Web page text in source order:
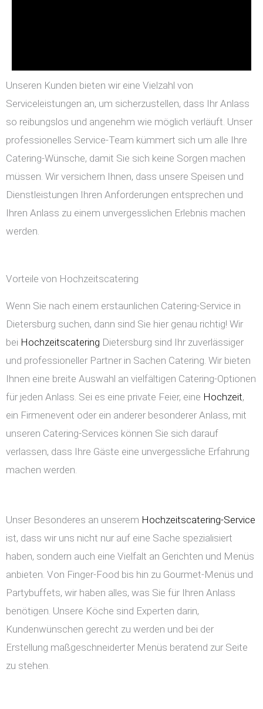
Unseren Kunden bieten wir eine Vielzahl von
Serviceleistungen an, um sicherzustellen, dass Ihr Anlass
so reibungslos und angenehm wie möglich verläuft. Unser
professionelles Service-Team kümmert sich um alle Ihre
Catering-Wünsche, damit Sie sich keine Sorgen machen
müssen. Wir versichern Ihnen, dass unsere Speisen und
Dienstleistungen Ihren Anforderungen entsprechen und
Ihren Anlass zu einem unvergesslichen Erlebnis machen
werden.
Vorteile von Hochzeitscatering
Wenn Sie nach einem erstaunlichen Catering-Service in
Dietersburg suchen, dann sind Sie hier genau richtig! Wir
bei Hochzeitscatering Dietersburg sind Ihr zuverlässiger
und professioneller Partner in Sachen Catering. Wir bieten
Ihnen eine breite Auswahl an vielfältigen Catering-Optionen
für jeden Anlass. Sei es eine private Feier, eine Hochzeit,
ein Firmenevent oder ein anderer besonderer Anlass, mit
unseren Catering-Services können Sie sich darauf
verlassen, dass Ihre Gäste eine unvergessliche Erfahrung
machen werden.
Unser Besonderes an unserem Hochzeitscatering-Service
ist, dass wir uns nicht nur auf eine Sache spezialisiert
haben, sondern auch eine Vielfalt an Gerichten und Menüs
anbieten. Von Finger-Food bis hin zu Gourmet-Menüs und
Partybuffets, wir haben alles, was Sie für Ihren Anlass
benötigen. Unsere Köche sind Experten darin,
Kundenwünschen gerecht zu werden und bei der
Erstellung maßgeschneiderter Menüs beratend zur Seite
zu stehen.